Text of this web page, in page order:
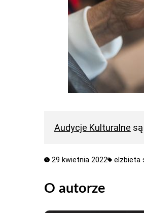
Audycje Kulturalne
29 kwietnia 2022 elżbieta
O autorze